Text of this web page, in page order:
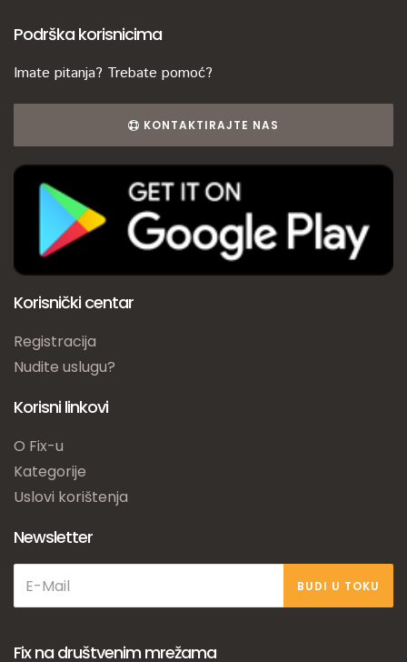
Podrška korisnicima
Imate pitanja? Trebate pomoć?
KONTAKTIRAJTE NAS
Korisnički centar
Registracija
Nudite uslugu?
Korisni linkovi
O Fix-u
Kategorije
Uslovi korištenja
Newsletter
BUDI U TOKU
Fix na društvenim mrežama